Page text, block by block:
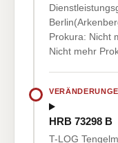
Prokura: Nicht
Nicht mehr
HRB 73298 B
T-LOG